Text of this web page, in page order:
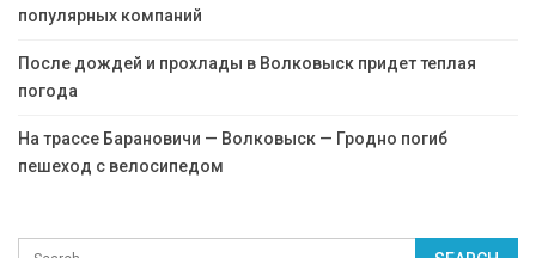
популярных компаний
После дождей и прохлады в Волковыск придет теплая
погода
На трассе Барановичи — Волковыск — Гродно погиб
пешеход с велосипедом